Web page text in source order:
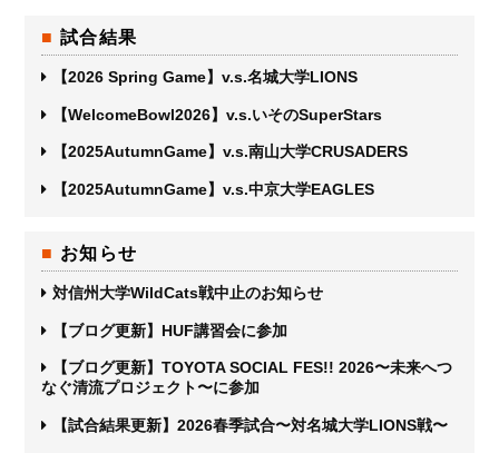
試合結果
【2026 Spring Game】v.s.名城大学LIONS
【WelcomeBowl2026】v.s.いそのSuperStars
【2025AutumnGame】v.s.南山大学CRUSADERS
【2025AutumnGame】v.s.中京大学EAGLES
お知らせ
対信州大学WildCats戦中止のお知らせ
【ブログ更新】HUF講習会に参加
【ブログ更新】TOYOTA SOCIAL FES!! 2026〜未来へつ
なぐ清流プロジェクト〜に参加
【試合結果更新】2026春季試合〜対名城大学LIONS戦〜